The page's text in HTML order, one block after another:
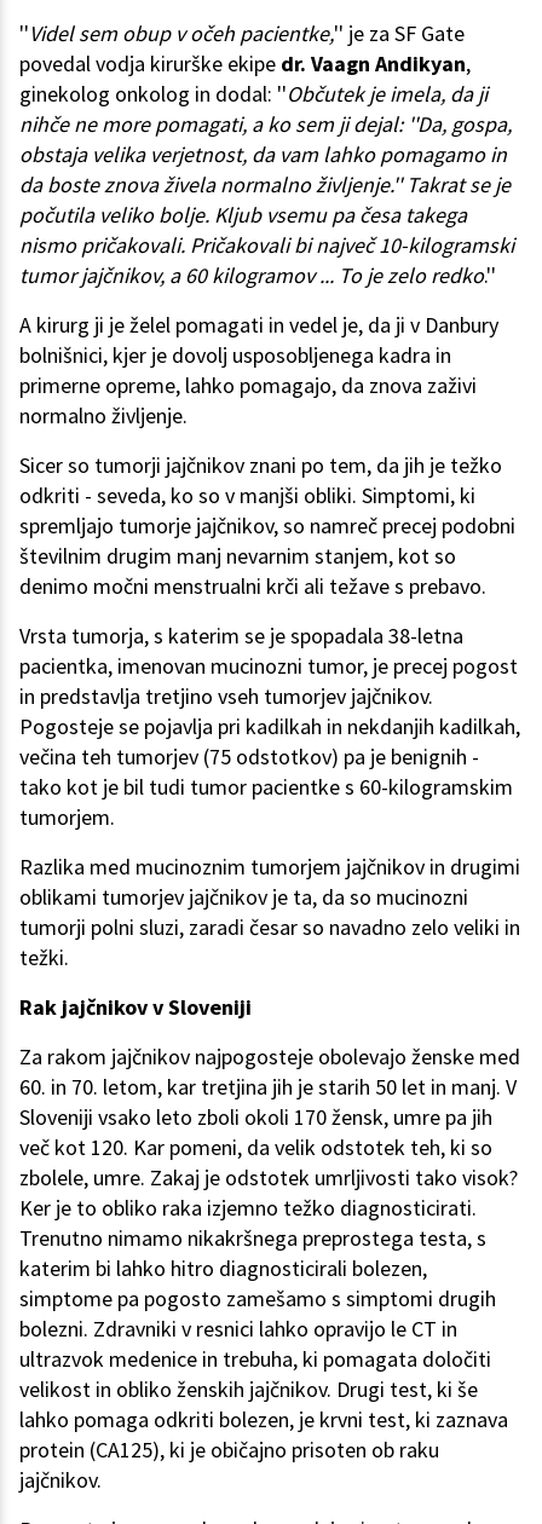
''Videl sem obup v očeh pacientke,'' je za SF Gate
povedal vodja kirurške ekipe dr. Vaagn Andikyan,
ginekolog onkolog in dodal: ''Občutek je imela, da ji
nihče ne more pomagati, a ko sem ji dejal: ''Da, gospa,
obstaja velika verjetnost, da vam lahko pomagamo in
da boste znova živela normalno življenje.'' Takrat se je
počutila veliko bolje. Kljub vsemu pa česa takega
nismo pričakovali. Pričakovali bi največ 10-kilogramski
tumor jajčnikov, a 60 kilogramov ... To je zelo redko.''
A kirurg ji je želel pomagati in vedel je, da ji v Danbury
bolnišnici, kjer je dovolj usposobljenega kadra in
primerne opreme, lahko pomagajo, da znova zaživi
normalno življenje.
Sicer so tumorji jajčnikov znani po tem, da jih je težko
odkriti - seveda, ko so v manjši obliki. Simptomi, ki
spremljajo tumorje jajčnikov, so namreč precej podobni
številnim drugim manj nevarnim stanjem, kot so
denimo močni menstrualni krči ali težave s prebavo.
Vrsta tumorja, s katerim se je spopadala 38-letna
pacientka, imenovan mucinozni tumor, je precej pogost
in predstavlja tretjino vseh tumorjev jajčnikov.
Pogosteje se pojavlja pri kadilkah in nekdanjih kadilkah,
večina teh tumorjev (75 odstotkov) pa je benignih -
tako kot je bil tudi tumor pacientke s 60-kilogramskim
tumorjem.
Razlika med mucinoznim tumorjem jajčnikov in drugimi
oblikami tumorjev jajčnikov je ta, da so mucinozni
tumorji polni sluzi, zaradi česar so navadno zelo veliki in
težki.
Rak jajčnikov v Sloveniji
Za rakom jajčnikov najpogosteje obolevajo ženske med
60. in 70. letom, kar tretjina jih je starih 50 let in manj. V
Sloveniji vsako leto zboli okoli 170 žensk, umre pa jih
več kot 120. Kar pomeni, da velik odstotek teh, ki so
zbolele, umre. Zakaj je odstotek umrljivosti tako visok?
Ker je to obliko raka izjemno težko diagnosticirati.
Trenutno nimamo nikakršnega preprostega testa, s
katerim bi lahko hitro diagnosticirali bolezen,
simptome pa pogosto zamešamo s simptomi drugih
bolezni. Zdravniki v resnici lahko opravijo le CT in
ultrazvok medenice in trebuha, ki pomagata določiti
velikost in obliko ženskih jajčnikov. Drugi test, ki še
lahko pomaga odkriti bolezen, je krvni test, ki zaznava
protein (CA125), ki je običajno prisoten ob raku
jajčnikov.